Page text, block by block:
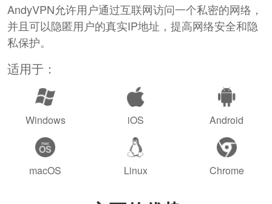
AndyVPN允许用户通过互联网访问一个私密的网络，
并且可以隐匿用户的真实IP地址，提高网络安全和隐
私保护。
适用于：
Windows iOS Android
macOS Linux Chrome